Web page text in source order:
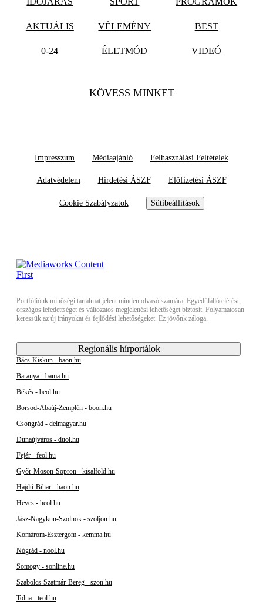
AKTUÁLIS VÉLEMÉNY BEST
0-24 ÉLETMÓD VIDEÓ
KÖVESS MINKET
Impresszum Médiaajánló Felhasználási Feltételek
Adatvédelem Hirdetési ÁSZF Előfizetési ÁSZF
Cookie Szabályzatok Sütibeállítások
Portfóliónk minőségi tartalmat jelent minden olvasó számára. Egyedülálló elérést,
országos lefedettséget és változatos megjelenési lehetőséget biztosít. Folyamatosan
keressük az új irányokat és fejlődési lehetőségeket. Ez jövőnk záloga.
Regionális hírportálok
Bács-Kiskun - baon.hu
Baranya - bama.hu
Békés - beol.hu
Borsod-Abaúj-Zemplén - boon.hu
Csongrád - delmagyar.hu
Dunaújváros - duol.hu
Fejér - feol.hu
Győr-Moson-Sopron - kisalfold.hu
Hajdú-Bihar - haon.hu
Heves - heol.hu
Jász-Nagykun-Szolnok - szoljon.hu
Komárom-Esztergom - kemma.hu
Nógrád - nool.hu
Somogy - sonline.hu
Szabolcs-Szatmár-Bereg - szon.hu
Tolna - teol.hu